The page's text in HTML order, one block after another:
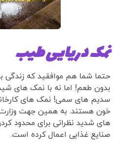
نمک دریایی طیب
حتما شما هم موافقید که زندگی
بدون طعم! اما نه با نمک های
سدیم های سمی! نمک های
خون هستند. به همین جهت
های شدید نظراتی برای محدود
صنایع غذایی اعمال کرده است.